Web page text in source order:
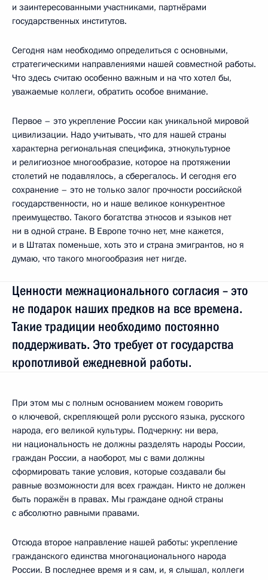
и заинтересованными участниками, партнёрами
государственных институтов.
Сегодня нам необходимо определиться с основными,
стратегическими направлениями нашей совместной работы.
Что здесь считаю особенно важным и на что хотел бы,
уважаемые коллеги, обратить особое внимание.
Первое – это укрепление России как уникальной мировой
цивилизации. Надо учитывать, что для нашей страны
характерна региональная специфика, этнокультурное
и религиозное многообразие, которое на протяжении
столетий не подавлялось, а сберегалось. И сегодня его
сохранение – это не только залог прочности российской
государственности, но и наше великое конкурентное
преимущество. Такого богатства этносов и языков нет
ни в одной стране. В Европе точно нет, мне кажется,
и в Штатах поменьше, хоть это и страна эмигрантов, но я
думаю, что такого многообразия нет нигде.
Ценности межнационального согласия – это
не подарок наших предков на все времена.
Такие традиции необходимо постоянно
поддерживать. Это требует от государства
кропотливой ежедневной работы.
При этом мы с полным основанием можем говорить
о ключевой, скрепляющей роли русского языка, русского
народа, его великой культуры. Подчеркну: ни вера,
ни национальность не должны разделять народы России,
граждан России, а наоборот, мы с вами должны
сформировать такие условия, которые создавали бы
равные возможности для всех граждан. Никто не должен
быть поражён в правах. Мы граждане одной страны
с абсолютно равными правами.
Отсюда второе направление нашей работы: укрепление
гражданского единства многонационального народа
России. В последнее время и я сам, и, я слышал, коллеги